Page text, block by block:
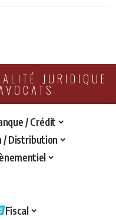
JURIDIQUE
/ Crédit
/ Distribution
Fiscal